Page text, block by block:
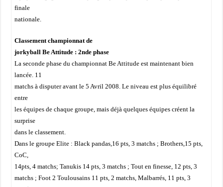
finale
nationale.
Classement championnat de
jorkyball Be Attitude : 2nde phase
La seconde phase du championnat Be Attitude est maintenant bien
lancée. 11
matchs à disputer avant le 5 Avril 2008. Le niveau est plus équilibré
entre
les équipes de chaque groupe, mais déjà quelques équipes créent la
surprise
dans le classement.
Dans le groupe Elite : Black pandas,16 pts, 3 matchs ; Brothers,15 pts,
CoC,
14pts, 4 matchs; Tanukis 14 pts, 3 matchs ; Tout en finesse, 12 pts, 3
matchs ; Foot 2 Toulousains 11 pts, 2 matchs, Malbarrés, 11 pts, 3